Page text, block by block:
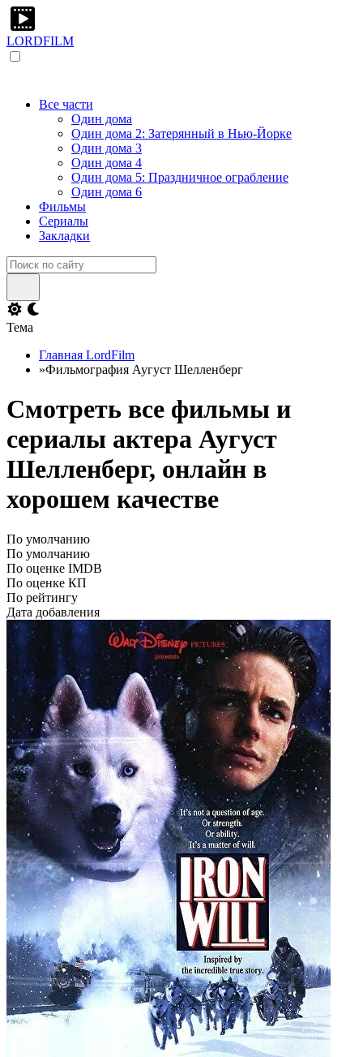
LORDFILM
Все части
Один дома
Один дома 2: Затерянный в Нью-Йорке
Один дома 3
Один дома 4
Один дома 5: Праздничное ограбление
Один дома 6
Фильмы
Сериалы
Закладки
Тема
Главная LordFilm
»Фильмография Аугуст Шелленберг
Смотреть все фильмы и
сериалы актера Аугуст
Шелленберг, онлайн в
хорошем качестве
По умолчанию
По умолчанию
По оценке IMDB
По оценке КП
По рейтингу
Дата добавления